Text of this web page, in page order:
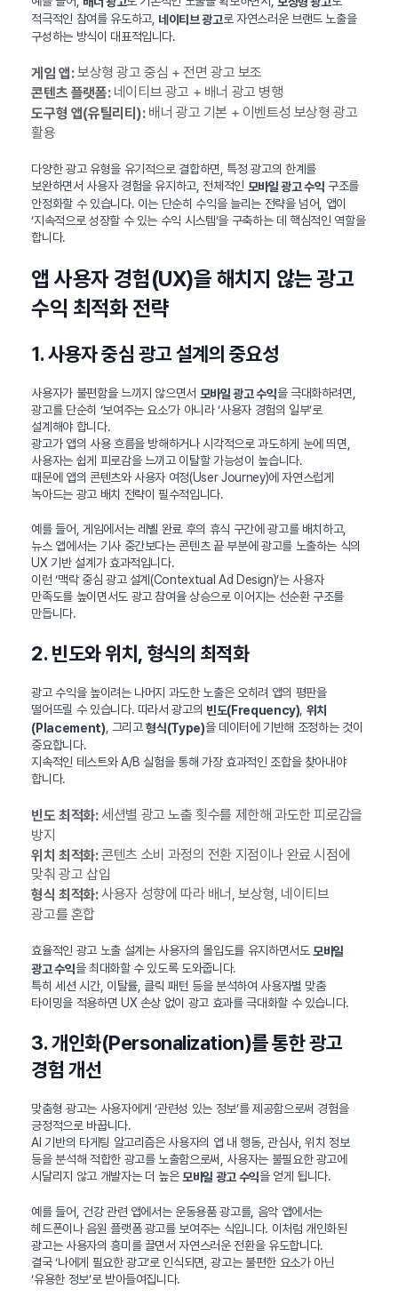
적극적인 참여를 유도하고, 네이티브 광고로 자연스러운 브랜드 노출을
구성하는 방식이 대표적입니다.
게임 앱:보상형 광고 중심 + 전면 광고 보조
콘텐츠 플랫폼:네이티브 광고 + 배너 광고 병행
도구형 앱(유틸리티):배너 광고 기본 + 이벤트성 보상형 광고
활용
다양한 광고 유형을 유기적으로 결합하면, 특정 광고의 한계를
보완하면서 사용자 경험을 유지하고, 전체적인 모바일 광고 수익 구조를
안정화할 수 있습니다. 이는 단순히 수익을 늘리는 전략을 넘어, 앱이
‘지속적으로 성장할 수 있는 수익 시스템’을 구축하는 데 핵심적인 역할을
합니다.
앱 사용자 경험(UX)을 해치지 않는 광고
수익 최적화 전략
1. 사용자 중심 광고 설계의 중요성
사용자가 불편함을 느끼지 않으면서 모바일 광고 수익을 극대화하려면,
광고를 단순히 ‘보여주는 요소’가 아니라 ‘사용자 경험의 일부’로
설계해야 합니다.
광고가 앱의 사용 흐름을 방해하거나 시각적으로 과도하게 눈에 띄면,
사용자는 쉽게 피로감을 느끼고 이탈할 가능성이 높습니다.
때문에 앱의 콘텐츠와 사용자 여정(User Journey)에 자연스럽게
녹아드는 광고 배치 전략이 필수적입니다.
예를 들어, 게임에서는 레벨 완료 후의 휴식 구간에 광고를 배치하고,
뉴스 앱에서는 기사 중간보다는 콘텐츠 끝 부분에 광고를 노출하는 식의
UX 기반 설계가 효과적입니다.
이런 ‘맥락 중심 광고 설계(Contextual Ad Design)’는 사용자
만족도를 높이면서도 광고 참여율 상승으로 이어지는 선순환 구조를
만듭니다.
2. 빈도와 위치, 형식의 최적화
광고 수익을 높이려는 나머지 과도한 노출은 오히려 앱의 평판을
떨어뜨릴 수 있습니다. 따라서 광고의 빈도(Frequency), 위치
(Placement) , 그리고형식(Type)을 데이터에 기반해 조정하는 것이
중요합니다.
지속적인 테스트와 A/B 실험을 통해 가장 효과적인 조합을 찾아내야
합니다.
빈도 최적화:세션별 광고 노출 횟수를 제한해 과도한 피로감을
방지
위치 최적화:콘텐츠 소비 과정의 전환 지점이나 완료 시점에
맞춰 광고 삽입
형식 최적화:사용자 성향에 따라 배너, 보상형, 네이티브
광고를 혼합
효율적인 광고 노출 설계는 사용자의 몰입도를 유지하면서도 모바일
광고 수익을 최대화할 수 있도록 도와줍니다.
특히 세션 시간, 이탈률, 클릭 패턴 등을 분석하여 사용자별 맞춤
타이밍을 적용하면 UX 손상 없이 광고 효과를 극대화할 수 있습니다.
3. 개인화(Personalization)를 통한 광고
경험 개선
맞춤형 광고는 사용자에게 ‘관련성 있는 정보’를 제공함으로써 경험을
긍정적으로 바꿉니다.
AI 기반의 타게팅 알고리즘은 사용자의 앱 내 행동, 관심사, 위치 정보
등을 분석해 적합한 광고를 노출함으로써, 사용자는 불필요한 광고에
시달리지 않고 개발자는 더 높은모바일 광고 수익을 얻게 됩니다.
예를 들어, 건강 관련 앱에서는 운동용품 광고를, 음악 앱에서는
헤드폰이나 음원 플랫폼 광고를 보여주는 식입니다. 이처럼 개인화된
광고는 사용자의 흥미를 끌면서 자연스러운 전환을 유도합니다.
결국 ‘나에게 필요한 광고’로 인식되면, 광고는 불편한 요소가 아닌
‘유용한 정보’로 받아들여집니다.